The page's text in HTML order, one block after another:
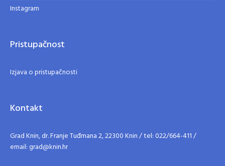
Instagram
Pristupačnost
Izjava o pristupačnosti
Kontakt
Grad Knin, dr. Franje Tuđmana 2, 22300 Knin / tel: 022/664-411 /
email: grad@knin.hr